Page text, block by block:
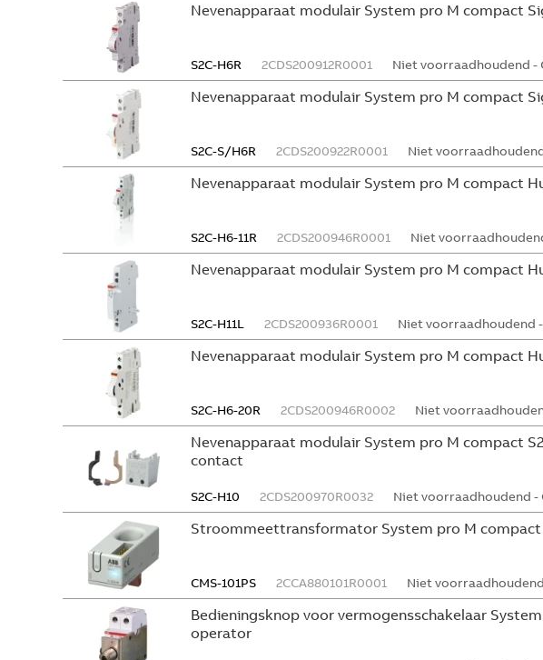
Nevenapparaat modulair System pro M compact
S2C-H6R 2CDS200912R0001 Niet voorraadhoudend -
Nevenapparaat modulair System pro M compact
S2C-S/H6R 2CDS200922R0001 Niet
Nevenapparaat modulair System pro M compact
S2C-H6-11R 2CDS200946R0001 Niet
Nevenapparaat modulair System pro M compact
S2C-H11L 2CDS200936R0001 Niet voorraadhoudend
Nevenapparaat modulair System pro M compact
S2C-H6-20R 2CDS200946R0002 Niet
Nevenapparaat modulair System pro M compact
contact
S2C-H10 2CDS200970R0032 Niet voorraadhoudend -
Stroommeettransformator System pro M compact
CMS-101PS 2CCA880101R0001 Niet
Bedieningsknop voor vermogensschakelaar
operator